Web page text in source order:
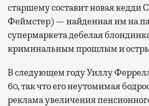
старшему составит новая кедди
Феймстер) — найденная им на
супермаркета дебелая
криминальным прошлым и
В следующем году Уиллу
60, так что его неутомимая
реклама увеличения